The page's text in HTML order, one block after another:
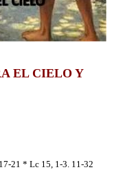
EL CIELO Y
21 * Lc 15, 1-3. 11-32